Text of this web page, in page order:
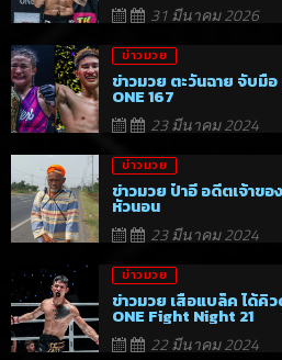
31 มีนาคม 2026
ข่าวมวย
ข่าวมวย ตะวันฉาย จับมื
ONE 167
23 มีนาคม 2024
ข่าวมวย
ข่าวมวย ป๋าอี อดีตเจ้าข
หัวนอน
23 มีนาคม 2024
ข่าวมวย
ข่าวมวย เสือแบล็ค ได้คิ
ONE Fight Night 21
22 มีนาคม 2024